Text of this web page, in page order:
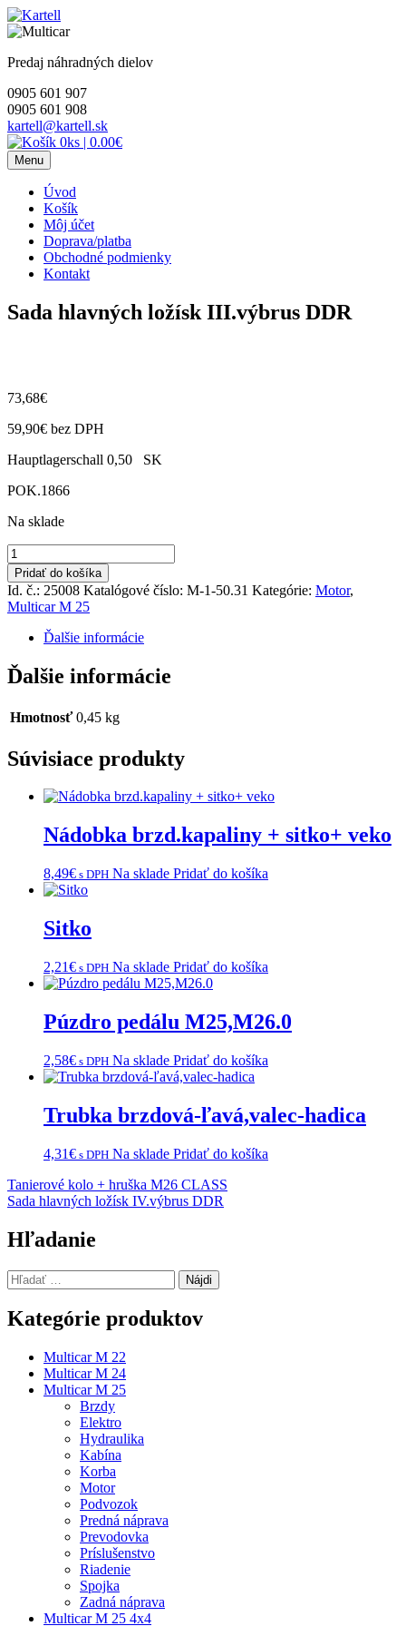
Skip
to
Predaj náhradných dielov
0905 601 907
0905 601 908
kartell@kartell.sk
0ks | 0.00€
Menu
Úvod
Košík
Môj účet
Doprava/platba
Obchodné podmienky
Kontakt
Sada hlavných ložísk III.výbrus DDR
73,68€
59,90€ bez DPH
Hauptlagerschall 0,50 SK
POK.1866
Na sklade
množstvo
Sada
hlavných
ložísk
III.výbrus
DDR
Pridať do košíka
Id. č.: 25008 Katalógové číslo: M-1-50.31 Kategórie: Motor,
Multicar M 25
Ďalšie informácie
Ďalšie informácie
Hmotnosť 0,45 kg
Súvisiace produkty
Nádobka brzd.kapaliny + sitko+ veko
8,49€ s DPH Na sklade Pridať do košíka
Sitko
2,21€ s DPH Na sklade Pridať do košíka
Púzdro pedálu M25,M26.0
2,58€ s DPH Na sklade Pridať do košíka
Trubka brzdová-ľavá,valec-hadica
4,31€ s DPH Na sklade Pridať do košíka
Navigácia
v
článku
Tanierové kolo + hruška M26 CLASS
Sada hlavných ložísk IV.výbrus DDR
Hľadanie
Hľadať:
Kategórie produktov
Multicar M 22
Multicar M 24
Multicar M 25
Brzdy
Elektro
Hydraulika
Kabína
Korba
Motor
Podvozok
Predná náprava
Prevodovka
Príslušenstvo
Riadenie
Spojka
Zadná náprava
Multicar M 25 4x4